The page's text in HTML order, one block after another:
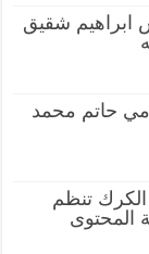
ابراهيم شقيق
حاتم محمد
الكرك تنظم